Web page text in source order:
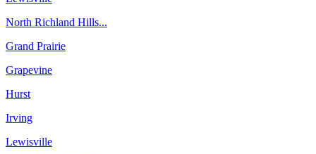
North Richland Hills...
Grand Prairie
Grapevine
Hurst
Irving
Lewisville